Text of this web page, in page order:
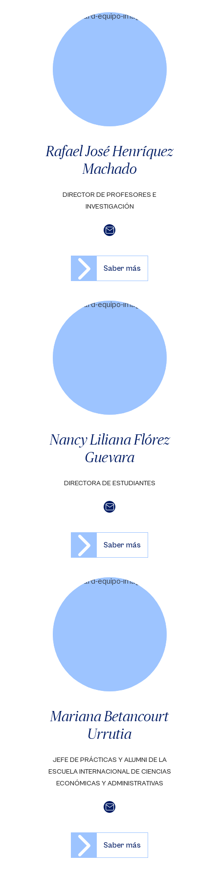
Rafael José Henríquez
Machado
DIRECTOR DE PROFESORES E
INVESTIGACIÓN
Saber más
Nancy Liliana Flórez
Guevara
DIRECTORA DE ESTUDIANTES
Saber más
Mariana Betancourt
Urrutia
JEFE DE PRÁCTICAS Y ALUMNI DE LA
ESCUELA INTERNACIONAL DE CIENCIAS
ECONÓMICAS Y ADMINISTRATIVAS
Saber más